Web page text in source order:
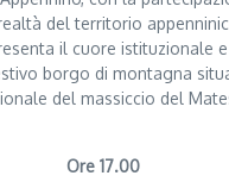
del territorio
il cuore istituzionale
borgo di montagna
del massiccio del
Ore 17.00